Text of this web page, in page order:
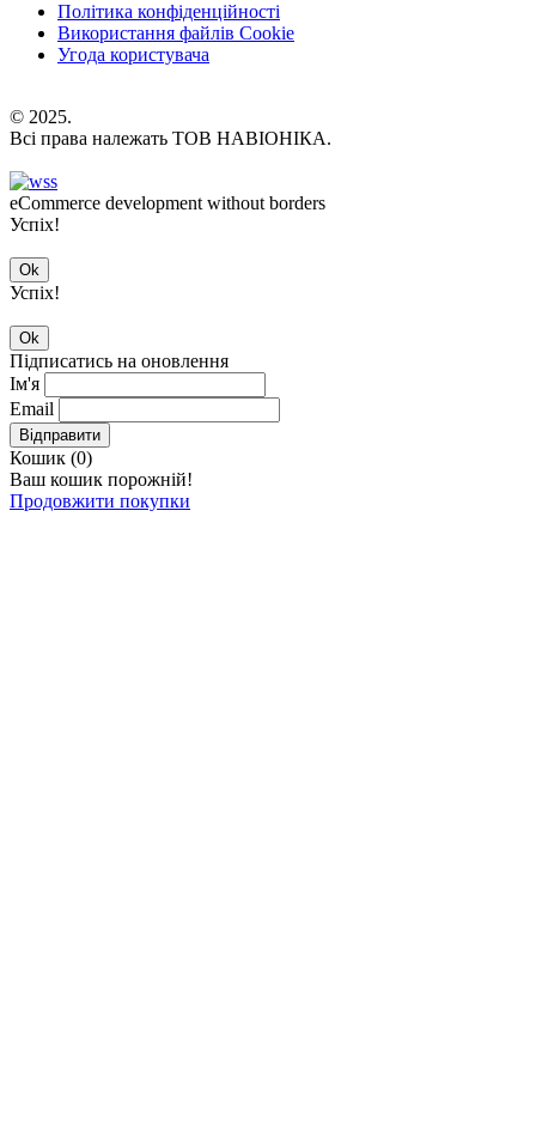
Політика конфіденційності
Використання файлів Cookie
Угода користувача
© 2025.
Всі права належать ТОВ НАВІОНІКА.
eCommerce development without borders
Успіх!
Ok
Успіх!
Ok
Підписатись на оновлення
Ім'я
Email
Відправити
Кошик (0)
Ваш кошик порожній!
Продовжити покупки